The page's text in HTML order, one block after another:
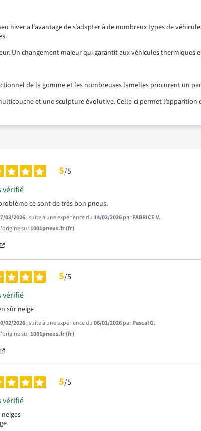
hiver a l’avantage de s’adapter à de nombreux types de
Un changement majeur qui garantit aux véhicules thermiques
de la gomme et les nombreuses lamelles procurent un
et une sculpture évolutive. Celle-ci permet
5/5
vérifié
ce sont de très bon pneus.
03/2026, suite à une expérience du14/02/2026parFABRICE V.
sur1001pneus.fr (fr)
5/5
vérifié
sûr neige
02/2026, suite à une expérience du06/01/2026parPascal G.
sur1001pneus.fr (fr)
5/5
vérifié